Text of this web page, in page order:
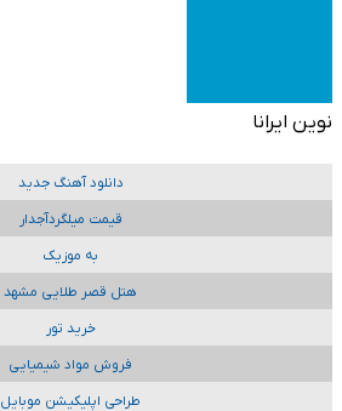
نوین ایرانا
دانلود آهنگ جدید
قیمت میلگردآجدار
به موزیک
هتل قصر طلایی مشهد
خرید تور
فروش مواد شیمیایی
طراحی اپلیکیشن موبایل